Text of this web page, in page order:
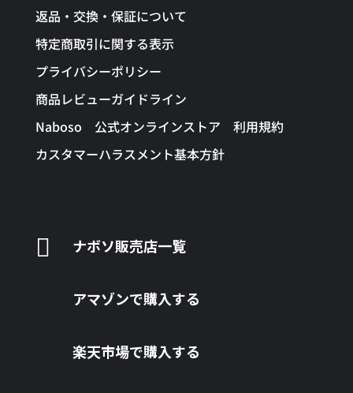
返品・交換・保証について
特定商取引に関する表示
プライバシーポリシー
商品レビューガイドライン
Naboso 公式オンラインストア 利用規約
カスタマーハラスメント基本方針
 ナボソ販売店一覧
アマゾンで購入する
楽天市場で購入する